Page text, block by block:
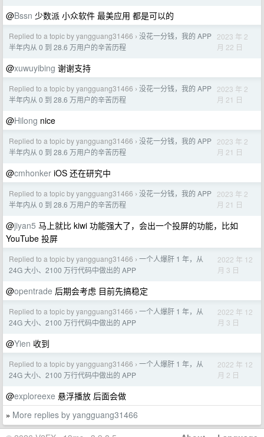
@Bssn 少数派 小众软件 最美应用 都是可以的
Replied to a topic by yangguang31466 › 没花一分钱，我的 APP
半年内从 0 到 28.6 万用户的辛苦历程
2023 年 2
月 22 日
@xuwuyibing 谢谢支持
Replied to a topic by yangguang31466 › 没花一分钱，我的 APP
半年内从 0 到 28.6 万用户的辛苦历程
2023 年 2
月 21 日
@Hilong nice
Replied to a topic by yangguang31466 › 没花一分钱，我的 APP
半年内从 0 到 28.6 万用户的辛苦历程
2023 年 2
月 21 日
@cmhonker iOS 还在研究中
Replied to a topic by yangguang31466 › 没花一分钱，我的 APP
半年内从 0 到 28.6 万用户的辛苦历程
2023 年 2
月 21 日
@jiyan5 马上就比 kiwi 功能强大了，会出一个投屏的功能，比如
YouTube 投屏
Replied to a topic by yangguang31466 › 一个人爆肝 1 年，从
24G 大小、2100 万行代码中做出的 APP
2022 年 12
月 3 日
@opentrade 后期会考虑 目前先搞稳定
Replied to a topic by yangguang31466 › 一个人爆肝 1 年，从
24G 大小、2100 万行代码中做出的 APP
2022 年 12
月 3 日
@Yien 收到
Replied to a topic by yangguang31466 › 一个人爆肝 1 年，从
24G 大小、2100 万行代码中做出的 APP
2022 年 12
月 2 日
@exploreexe 悬浮播放 后面会做
» More replies by yangguang31466